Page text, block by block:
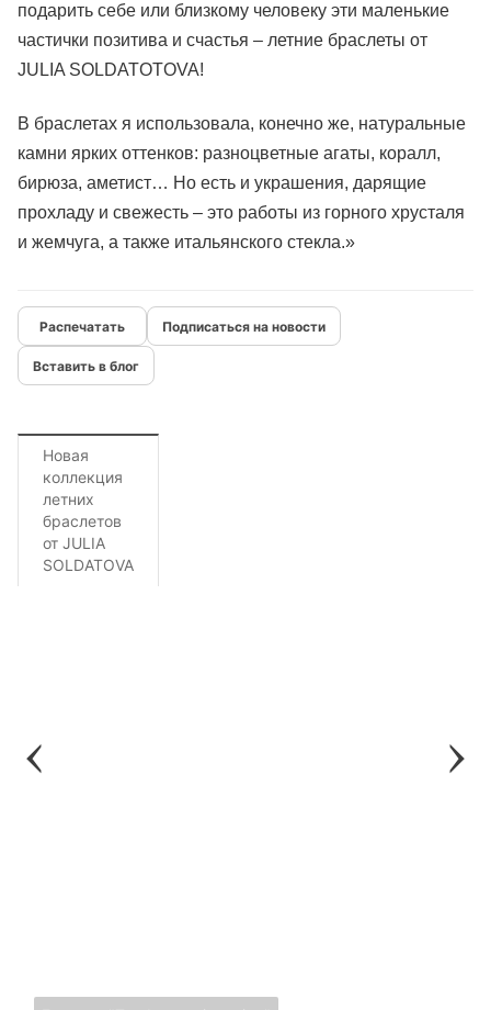
подарить себе или близкому человеку эти маленькие
частички позитива и счастья – летние браслеты от
JULIA SOLDATOTOVA!
В браслетах я использовала, конечно же, натуральные
камни ярких оттенков: разноцветные агаты, коралл,
бирюза, аметист… Но есть и украшения, дарящие
прохладу и свежесть – это работы из горного хрусталя
и жемчуга, а также итальянского стекла.»
Подписаться на новости
Вставить в блог
Новая
коллекция
летних
браслетов
от JULIA
SOLDATOVA